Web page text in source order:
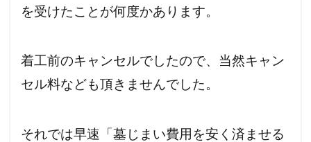
を受けたことが何度かあります。
着工前のキャンセルでしたので、当然キャン
セル料なども頂きませんでした。
それでは早速「墓じまい費用を安く済ませる